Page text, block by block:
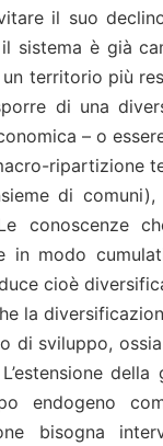
il suo
sistema è già
territorio più
di una
– o
ripartizione
di
conoscenze
in modo
cioè
la
di sviluppo,
endogeno
bisogna